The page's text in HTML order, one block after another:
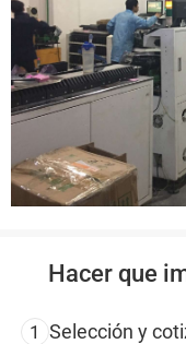
Hacer que
1 Selección y